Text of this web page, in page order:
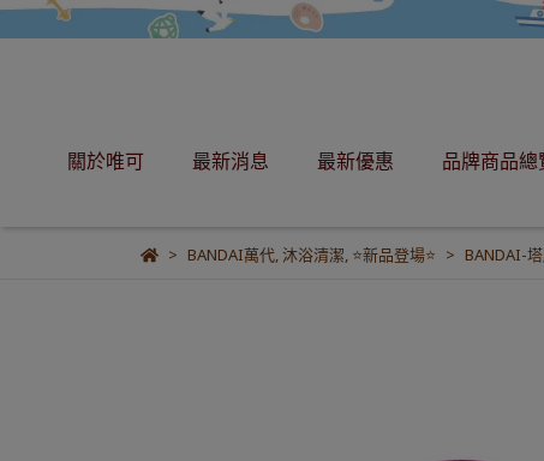
關於唯可 最新消息 最新優惠 品牌商品總
BANDAI萬代,沐浴清潔,⭐新品登場⭐ BANDAI-